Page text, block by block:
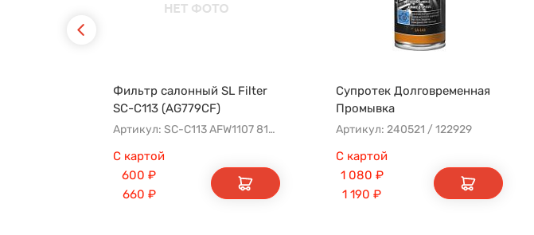
Фильтр салонный SL Filter
SC-C113 (AG779CF)
Артикул: SC-C113 AFW1107 8104400XKZ96A AG779CF
С картой
600 ₽
660 ₽
Супротек Долговременная
Промывка
Артикул: 240521 / 122929
С картой
1 080 ₽
1 190 ₽